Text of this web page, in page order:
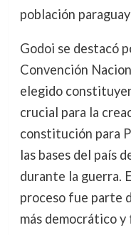
población
Godoi se destacó
Convención
elegido
crucial para la
constitución para
las bases del país
durante la guerra.
proceso fue parte
más democrático